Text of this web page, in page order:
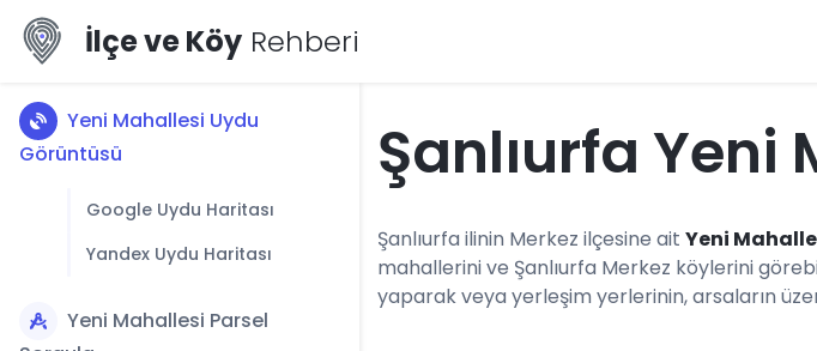
İlçe ve Köy Rehberi
Yeni Mahallesi Uydu
Görüntüsü
Google Uydu Haritası
Yandex Uydu Haritası
Yeni Mahallesi Parsel
Şanlıurfa
Şanlıurfa ilinin Merkez ilçesine ait Yeni
mahallerini ve Şanlıurfa Merkez köylerini
yaparak veya yerleşim yerlerinin, arsaların